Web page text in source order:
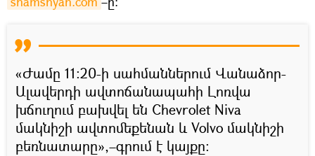
«Ժամը 11։20-ի սահմաններում Վանաձոր-
Ալավերդի ավտոճանապահի Լոռվա
խճուղում բախվել են Chevrolet Niva
մակնիշի ավտոմեքենան և Volvo մակնիշի
բեռնատարը»,–գրում է կայքը։